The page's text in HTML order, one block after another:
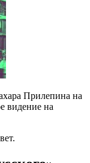
Прилепина на
видение на